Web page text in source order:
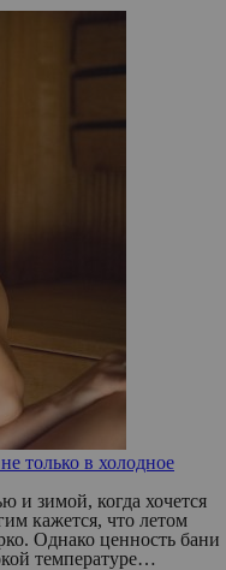
только в холодное
и зимой, когда хочется
кажется, что летом
Однако ценность бани
температуре…